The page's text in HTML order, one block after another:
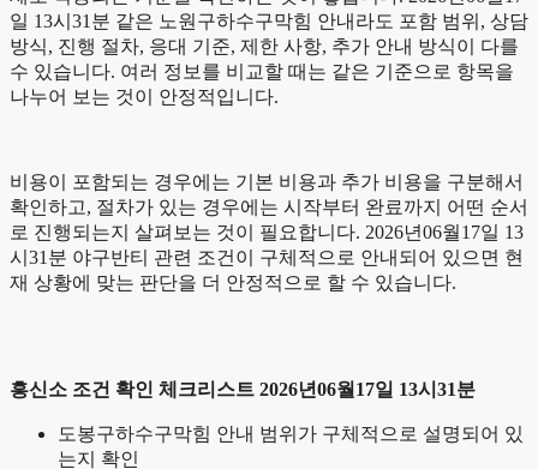
일 13시31분 같은 노원구하수구막힘 안내라도 포함 범위, 상담
방식, 진행 절차, 응대 기준, 제한 사항, 추가 안내 방식이 다를
수 있습니다. 여러 정보를 비교할 때는 같은 기준으로 항목을
나누어 보는 것이 안정적입니다.
비용이 포함되는 경우에는 기본 비용과 추가 비용을 구분해서
확인하고, 절차가 있는 경우에는 시작부터 완료까지 어떤 순서
로 진행되는지 살펴보는 것이 필요합니다. 2026년06월17일 13
시31분 야구반티 관련 조건이 구체적으로 안내되어 있으면 현
재 상황에 맞는 판단을 더 안정적으로 할 수 있습니다.
흥신소 조건 확인 체크리스트 2026년06월17일 13시31분
도봉구하수구막힘 안내 범위가 구체적으로 설명되어 있
는지 확인